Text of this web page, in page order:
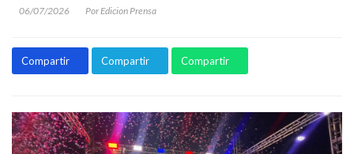
06/07/2026 Por Edicion Prensa
Compartir Compartir Compartir